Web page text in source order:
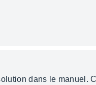
dans le manuel.